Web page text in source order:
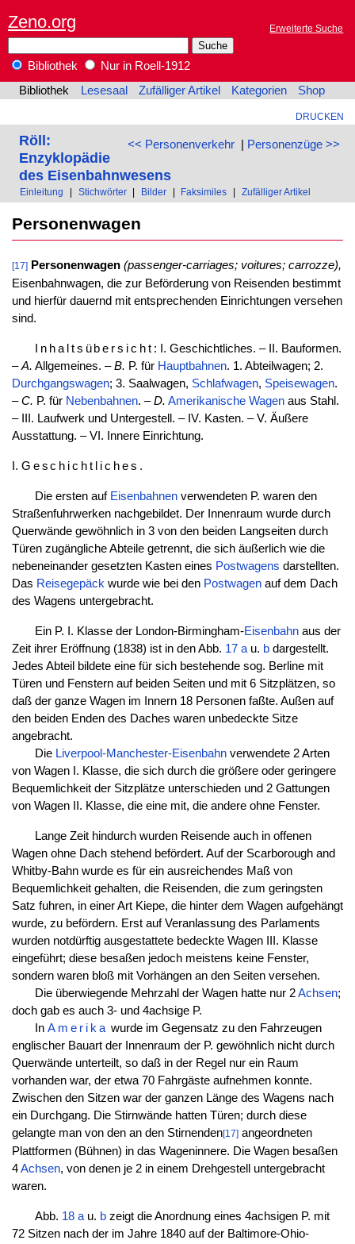
Zeno.org Erweiterte Suche
Bibliothek
Nur in Roell-1912
Bibliothek
Lesesaal Zufälliger Artikel Kategorien Shop
DRUCKEN
<< Personenverkehr| Personenzüge >>
Röll:
Enzyklopädie
des Eisenbahnwesens
Einleitung Stichwörter Bilder Faksimiles Zufälliger Artikel
Personenwagen
[17] Personenwagen (passenger-carriages; voitures; carrozze),
Eisenbahnwagen, die zur Beförderung von Reisenden bestimmt
und hierfür dauernd mit entsprechenden Einrichtungen versehen
sind.
Inhaltsübersicht : I. Geschichtliches. – II. Bauformen.
–A. Allgemeines. –B. P. für Hauptbahnen. 1. Abteilwagen; 2.
Durchgangswagen; 3. Saalwagen, Schlafwagen, Speisewagen.
–C. P. für Nebenbahnen. –D. Amerikanische Wagenaus Stahl.
– III. Laufwerk und Untergestell. – IV. Kasten. – V. Äußere
Ausstattung. – VI. Innere Einrichtung.
I. Geschichtliches .
Die ersten auf Eisenbahnenverwendeten P. waren den
Straßenfuhrwerken nachgebildet. Der Innenraum wurde durch
Querwände gewöhnlich in 3 von den beiden Langseiten durch
Türen zugängliche Abteile getrennt, die sich äußerlich wie die
nebeneinander gesetzten Kasten eines Postwagens darstellten.
Das Reisegepäckwurde wie bei den Postwagenauf dem Dach
des Wagens untergebracht.
Ein P. I. Klasse der London-Birmingham-Eisenbahnaus der
Zeit ihrer Eröffnung (1838) ist in den Abb. 17 au. bdargestellt.
Jedes Abteil bildete eine für sich bestehende sog. Berline mit
Türen und Fenstern auf beiden Seiten und mit 6 Sitzplätzen, so
daß der ganze Wagen im Innern 18 Personen faßte. Außen auf
den beiden Enden des Daches waren unbedeckte Sitze
angebracht.
Die Liverpool-Manchester-Eisenbahnverwendete 2 Arten
von Wagen I. Klasse, die sich durch die größere oder geringere
Bequemlichkeit der Sitzplätze unterschieden und 2 Gattungen
von Wagen II. Klasse, die eine mit, die andere ohne Fenster.
Lange Zeit hindurch wurden Reisende auch in offenen
Wagen ohne Dach stehend befördert. Auf der Scarborough and
Whitby-Bahn wurde es für ein ausreichendes Maß von
Bequemlichkeit gehalten, die Reisenden, die zum geringsten
Satz fuhren, in einer Art Kiepe, die hinter dem Wagen aufgehängt
wurde, zu befördern. Erst auf Veranlassung des Parlaments
wurden notdürftig ausgestattete bedeckte Wagen III. Klasse
eingeführt; diese besaßen jedoch meistens keine Fenster,
sondern waren bloß mit Vorhängen an den Seiten versehen.
Die überwiegende Mehrzahl der Wagen hatte nur 2Achsen;
doch gab es auch 3- und 4achsige P.
In Amerika wurde im Gegensatz zu den Fahrzeugen
englischer Bauart der Innenraum der P. gewöhnlich nicht durch
Querwände unterteilt, so daß in der Regel nur ein Raum
vorhanden war, der etwa 70 Fahrgäste aufnehmen konnte.
Zwischen den Sitzen war der ganzen Länge des Wagens nach
ein Durchgang. Die Stirnwände hatten Türen; durch diese
gelangte man von den an den Stirnenden[17]angeordneten
Plattformen (Bühnen) in das Wageninnere. Die Wagen besaßen
4Achsen, von denen je 2 in einem Drehgestell untergebracht
waren.
Abb. 18 au. bzeigt die Anordnung eines 4achsigen P. mit
72 Sitzen nach der im Jahre 1840 auf der Baltimore-Ohio-